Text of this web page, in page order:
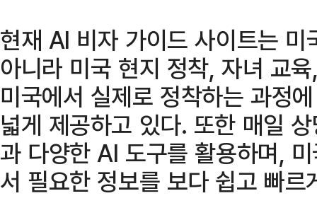
현재 AI 비자 가이드 사이트는
아니라 미국 현지 정착, 자녀 교
미국에서 실제로 정착하는 과정
넓게 제공하고 있다. 또한 매일
과 다양한 AI 도구를 활용하며,
서 필요한 정보를 보다 쉽고 빠르